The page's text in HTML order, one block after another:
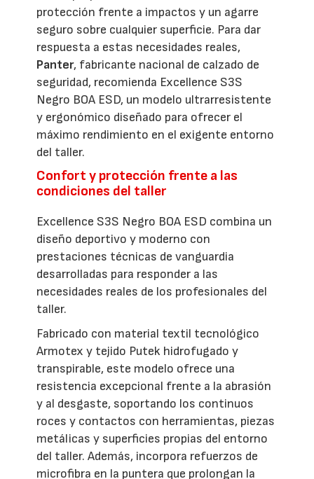
protección frente a impactos y un agarre
seguro sobre cualquier superficie. Para dar
respuesta a estas necesidades reales,
Panter, fabricante nacional de calzado de
seguridad, recomienda Excellence S3S
Negro BOA ESD, un modelo ultrarresistente
y ergonómico diseñado para ofrecer el
máximo rendimiento en el exigente entorno
del taller.
Confort y protección frente a las
condiciones del taller
Excellence S3S Negro BOA ESD combina un
diseño deportivo y moderno con
prestaciones técnicas de vanguardia
desarrolladas para responder a las
necesidades reales de los profesionales del
taller.
Fabricado con material textil tecnológico
Armotex y tejido Putek hidrofugado y
transpirable, este modelo ofrece una
resistencia excepcional frente a la abrasión
y al desgaste, soportando los continuos
roces y contactos con herramientas, piezas
metálicas y superficies propias del entorno
del taller. Además, incorpora refuerzos de
microfibra en la puntera que prolongan la